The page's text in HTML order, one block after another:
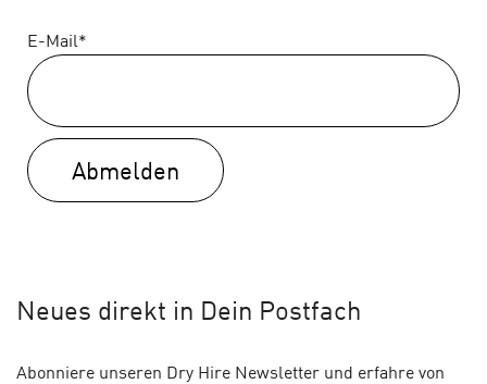
E-Mail*
Abmelden
Neues direkt in Dein Postfach
Abonniere unseren Dry Hire Newsletter und erfahre von